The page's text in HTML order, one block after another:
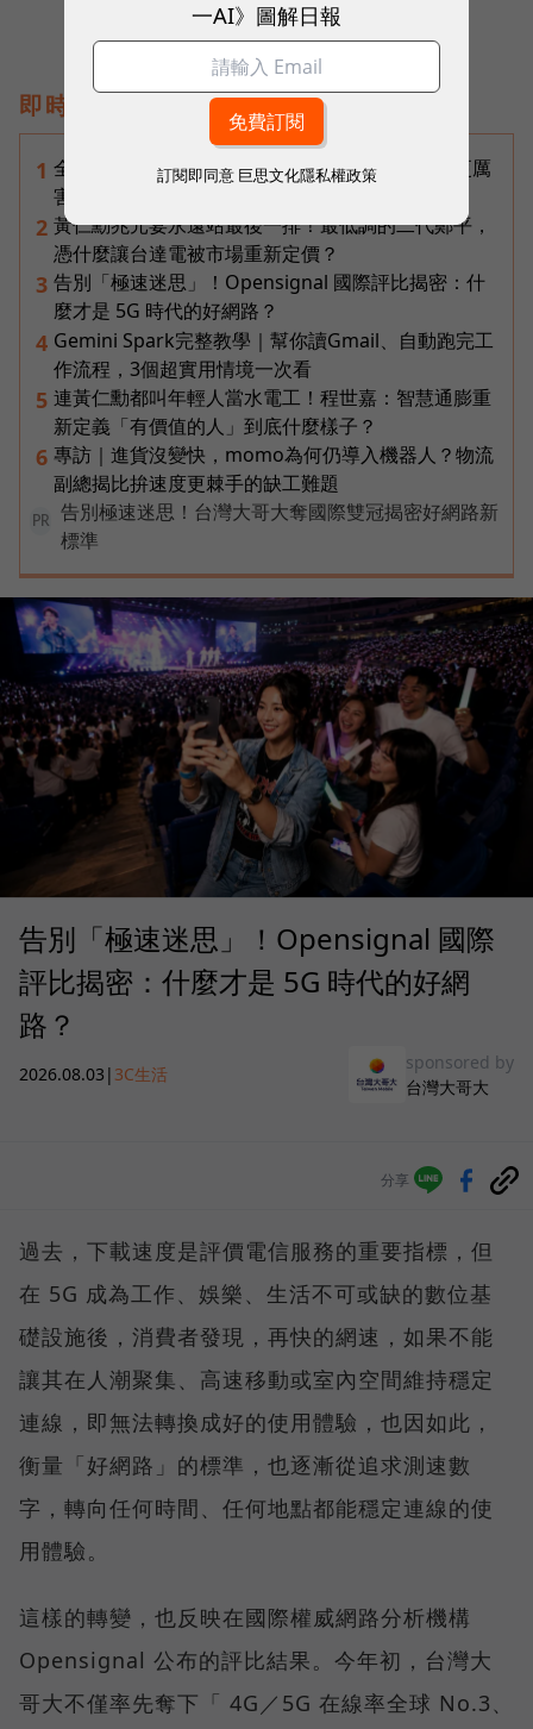
即時熱門文章
1 全台最大全聯首日業績破百萬，蔡篤昌：還會有更厲
害的大型店！為何把餐廳健身房都搬上樓？
2 黃仁勳兆元宴永遠站最後一排！最低調的二代鄭平，
憑什麼讓台達電被市場重新定價？
3 告別「極速迷思」！Opensignal 國際評比揭密：什
麼才是 5G 時代的好網路？
4 Gemini Spark完整教學｜幫你讀Gmail、自動跑完工
作流程，3個超實用情境一次看
5 連黃仁勳都叫年輕人當水電工！程世嘉：智慧通膨重
新定義「有價值的人」到底什麼樣子？
6 專訪｜進貨沒變快，momo為何仍導入機器人？物流
副總揭比拚速度更棘手的缺工難題
PR
告別極速迷思！台灣大哥大奪國際雙冠揭密好網路新
標準
告別「極速迷思」！Opensignal 國際
評比揭密：什麼才是 5G 時代的好網
路？
2026.08.03 | 3C生活
sponsored by
台灣大哥大
分享
過去，下載速度是評價電信服務的重要指標，但
在 5G 成為工作、娛樂、生活不可或缺的數位基
礎設施後，消費者發現，再快的網速，如果不能
讓其在人潮聚集、高速移動或室內空間維持穩定
連線，即無法轉換成好的使用體驗，也因如此，
衡量「好網路」的標準，也逐漸從追求測速數
字，轉向任何時間、任何地點都能穩定連線的使
用體驗。
這樣的轉變，也反映在國際權威網路分析機構
Opensignal 公布的評比結果。今年初，台灣大
哥大不僅率先奪下「 4G／5G 在線率全球 No.3、
一AI》圖解日報
訂閱即同意 巨思文化隱私權政策